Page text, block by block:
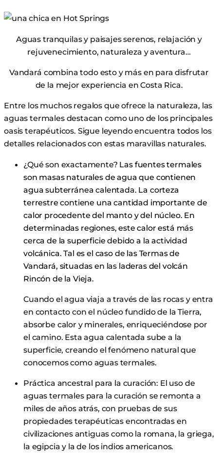
Aguas tranquilas y paisajes serenos, relajación y
rejuvenecimiento, naturaleza y aventura…
Vandará combina todo esto y más en para disfrutar
de la mejor experiencia en Costa Rica.
Entre los muchos regalos que ofrece la naturaleza, las
aguas termales destacan como uno de los principales
oasis terapéuticos. Sigue leyendoencuentra todos los
detalles relacionados con estas maravillas naturales.
¿Qué son exactamente? Las fuentes termales
son masas naturales de agua que contienen
agua subterránea calentada. La corteza
terrestre contiene una cantidad importante de
calor procedente del manto y del núcleo. En
determinadas regiones, este calor está más
cerca de la superficie debido a la actividad
volcánica. Tal es el caso de lasTermas de
Vandará, situadas en las laderas del volcán
Rincón de la Vieja.
Cuando el agua viaja a través de las rocas y entra
en contacto con el núcleo fundido de la Tierra,
absorbe calor y minerales, enriqueciéndose por
el camino. Esta agua calentada sube a la
superficie, creando el fenómeno natural que
conocemos como aguas termales.
Práctica ancestral para la curación: El uso de
aguas termales para la curación se remonta a
miles de años atrás, con pruebas de sus
propiedades terapéuticas encontradas en
civilizaciones antiguas como la romana, la griega,
la egipcia y la de los indios americanos.